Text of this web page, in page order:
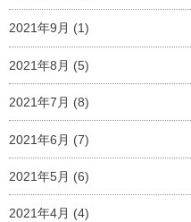
2021年9月 (1)
2021年8月 (5)
2021年7月 (8)
2021年6月 (7)
2021年5月 (6)
2021年4月 (4)